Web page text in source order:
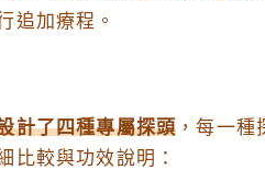
追加療程。
計了四種專屬探頭 ，每一
比較與功效說明：